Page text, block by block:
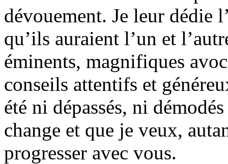
dévouement. Je leur dédie
qu’ils auraient l’un et
éminents, magnifiques
conseils attentifs et
été ni dépassés, ni
change et que je veux,
progresser avec vous.